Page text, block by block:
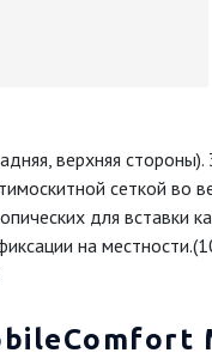
верхняя
сеткой во
для вставки
на